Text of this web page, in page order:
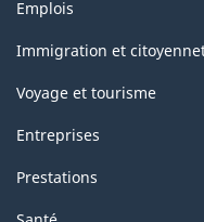
sujets
Emplois
Immigration et
Voyage et tourisme
Entreprises
Prestations